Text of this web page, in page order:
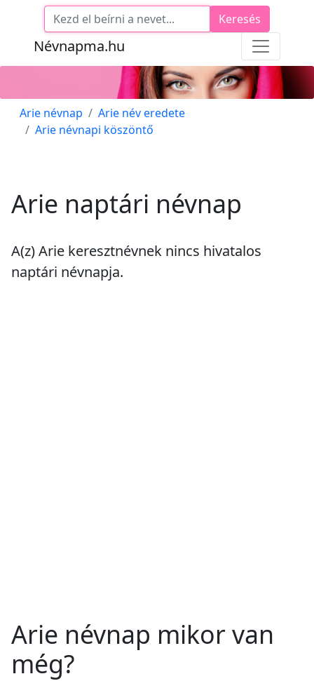
Névnapma.hu
Keresés
Arie névnap
Arie név eredete
Arie névnapi köszöntő
Arie naptári névnap
A(z) Arie keresztnévnek nincs hivatalos
naptári névnapja.
Arie névnap mikor van
még?